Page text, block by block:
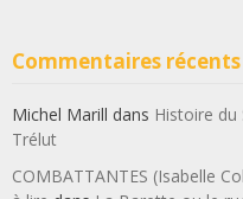
Commentaires récents
Michel Marill dans Histoire du
Trélut
COMBATTANTES (Isabelle